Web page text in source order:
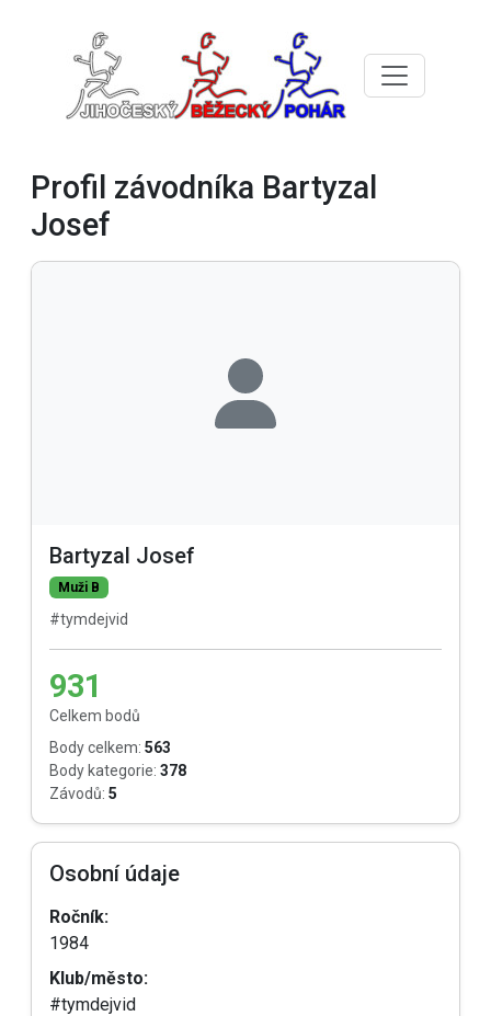
Profil závodníka Bartyzal
Josef
Bartyzal Josef
Muži B
#tymdejvid
931
Celkem bodů
Body celkem: 563
Body kategorie: 378
Závodů: 5
Osobní údaje
Ročník:
1984
Klub/město:
#tymdejvid